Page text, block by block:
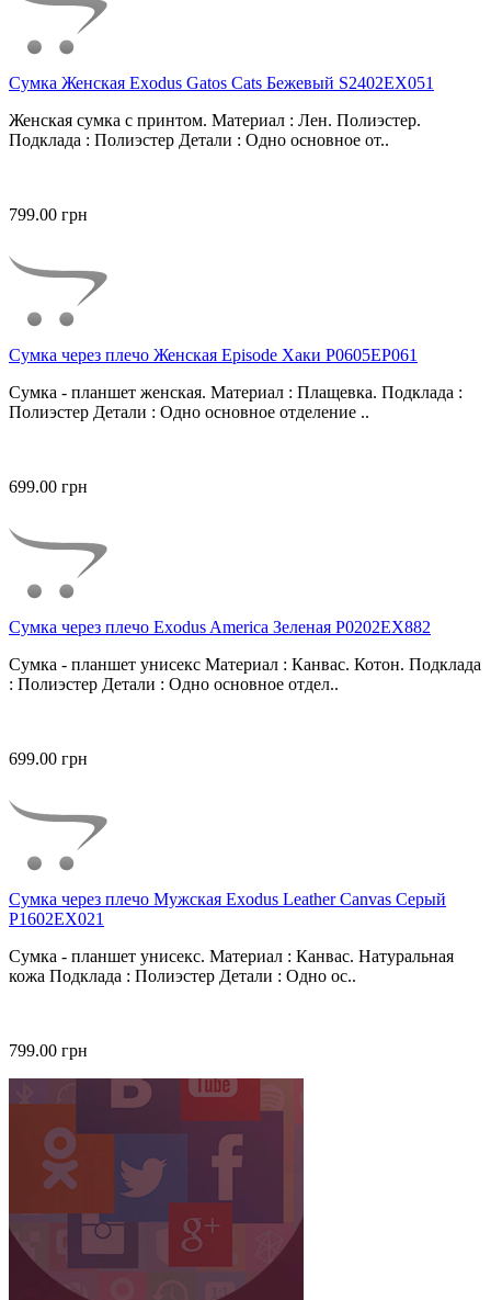
Сумка Женская Exodus Gatos Cats Бежевый S2402EX051
Женская сумка с принтом. Материал : Лен. Полиэстер.
Подклада : Полиэстер Детали : Одно основное от..
799.00 грн
Сумка через плечо Женская Episode Хаки P0605EP061
Сумка - планшет женская. Материал : Плащевка. Подклада :
Полиэстер Детали : Одно основное отделение ..
699.00 грн
Сумка через плечо Exodus America Зеленая P0202EX882
Сумка - планшет унисекс Материал : Канвас. Котон. Подклада
: Полиэстер Детали : Одно основное отдел..
699.00 грн
Сумка через плечо Мужская Exodus Leather Canvas Серый
P1602EX021
Сумка - планшет унисекс. Материал : Канвас. Натуральная
кожа Подклада : Полиэстер Детали : Одно ос..
799.00 грн